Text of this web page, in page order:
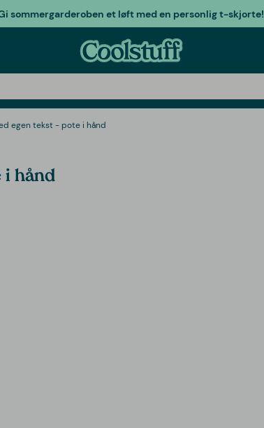
sommergarderoben et løft med en personlig t-skjorte!
egen tekst - pote i hånd
i hånd